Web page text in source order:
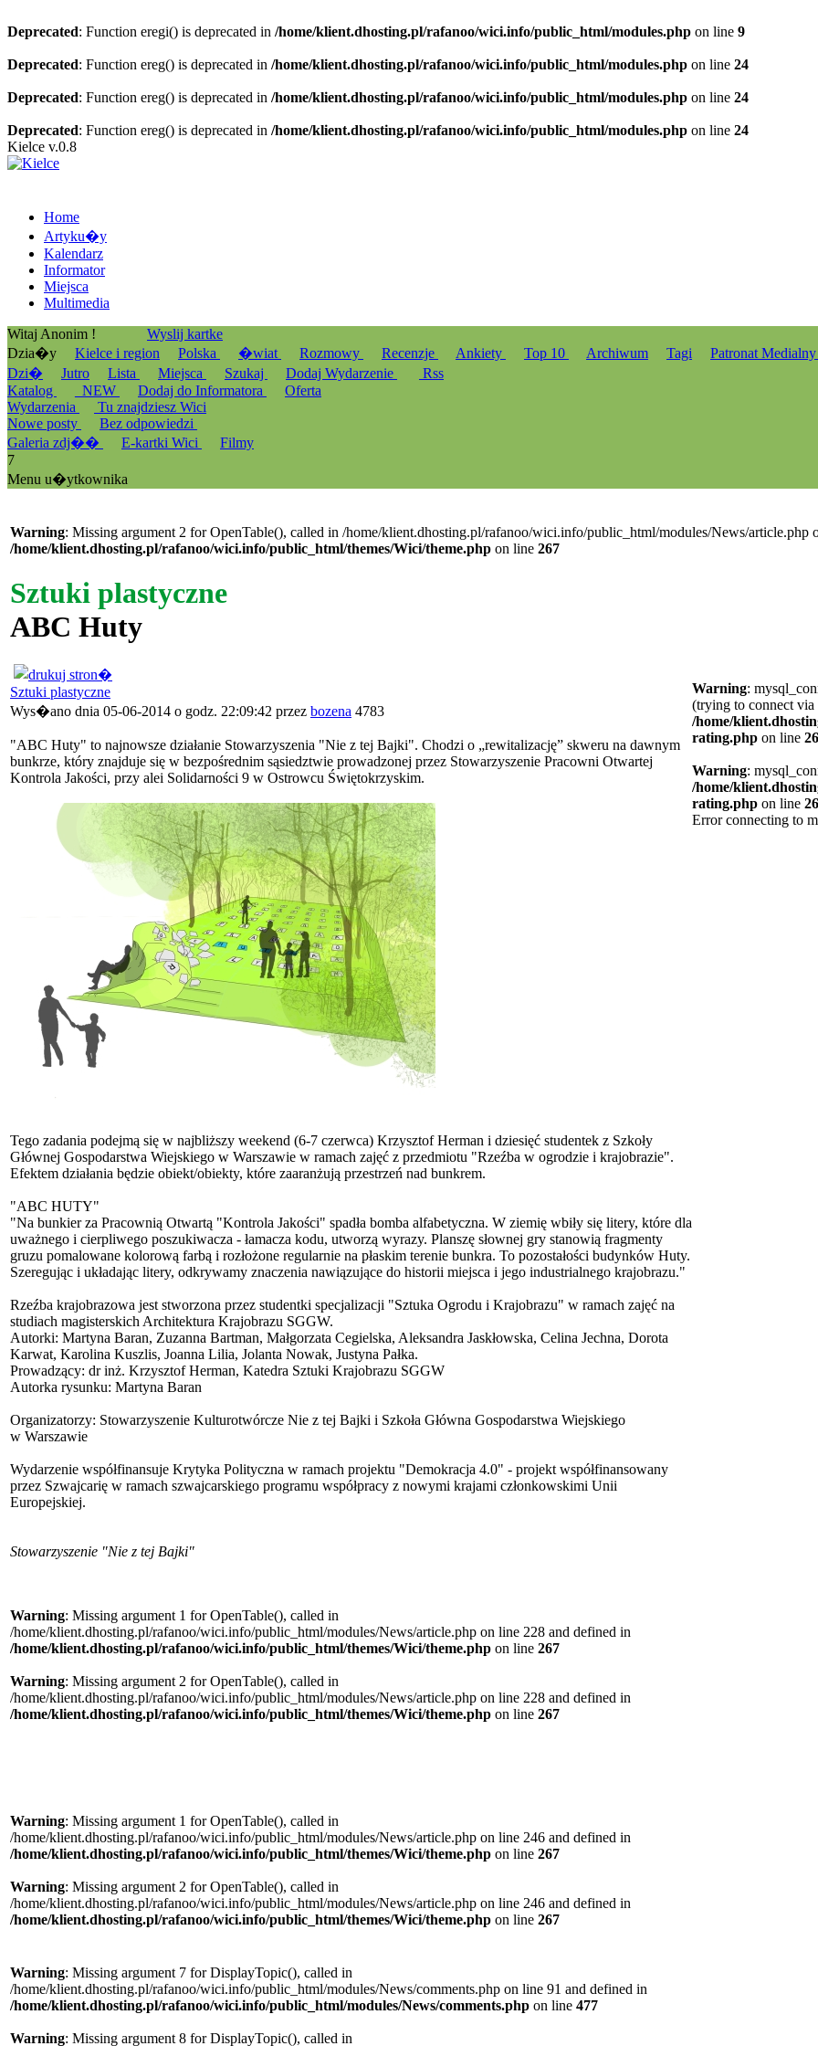
Deprecated: Function eregi() is deprecated in /home/klient.dhosting.pl/rafanoo/wici.info/public_html/modules.php on line 9
Deprecated: Function ereg() is deprecated in /home/klient.dhosting.pl/rafanoo/wici.info/public_html/modules.php on line 24
Deprecated: Function ereg() is deprecated in /home/klient.dhosting.pl/rafanoo/wici.info/public_html/modules.php on line 24
Deprecated: Function ereg() is deprecated in /home/klient.dhosting.pl/rafanoo/wici.info/public_html/modules.php on line 24
Kielce v.0.8
Home
Artyku�y
Kalendarz
Informator
Miejsca
Multimedia
Witaj Anonim !
Wyslij kartke
Dzia�y
Kielce i region Polska �wiat Rozmowy Recenzje Ankiety Top 10 Archiwum Tagi
Patronat
Dzi�
Jutro Lista Miejsca Szukaj Dodaj Wydarzenie
Rss
Katalog
_NEW Dodaj do Informatora
Oferta
Wydarzenia
Tu znajdziesz Wici
Nowe posty
Bez odpowiedzi
Galeria zdj��
E-kartki Wici
Filmy
7
Menu u�ytkownika
Warning: Missing argument 2 for OpenTable(), called in /home/klient.dhosting.pl/rafanoo/wici.info/public_html/modules/News/article.php
/home/klient.dhosting.pl/rafanoo/wici.info/public_html/themes/Wici/theme.php on line 267
Sztuki plastyczne
ABC Huty
Sztuki plastyczne
Wys�ano dnia 05-06-2014 o godz. 22:09:42 przez bozena 4783
"ABC Huty" to najnowsze działanie Stowarzyszenia "Nie z tej Bajki". Chodzi o „rewitalizację” skweru na dawnym
bunkrze, który znajduje się w bezpośrednim sąsiedztwie prowadzonej przez Stowarzyszenie Pracowni Otwartej
Kontrola Jakości, przy alei Solidarności 9 w Ostrowcu Świętokrzyskim.
Tego zadania podejmą się w najbliższy weekend (6-7 czerwca) Krzysztof Herman i dziesięć studentek z Szkoły
Głównej Gospodarstwa Wiejskiego w Warszawie w ramach zajęć z przedmiotu "Rzeźba w ogrodzie i krajobrazie".
Efektem działania będzie obiekt/obiekty, które zaaranżują przestrzeń nad bunkrem.
"ABC HUTY"
"Na bunkier za Pracownią Otwartą "Kontrola Jakości" spadła bomba alfabetyczna. W ziemię wbiły się litery, które dla
uważnego i cierpliwego poszukiwacza - łamacza kodu, utworzą wyrazy. Planszę słownej gry stanowią fragmenty
gruzu pomalowane kolorową farbą i rozłożone regularnie na płaskim terenie bunkra. To pozostałości budynków Huty.
Szeregując i układając litery, odkrywamy znaczenia nawiązujące do historii miejsca i jego industrialnego krajobrazu."
Rzeźba krajobrazowa jest stworzona przez studentki specjalizacji "Sztuka Ogrodu i Krajobrazu" w ramach zajęć na
studiach magisterskich Architektura Krajobrazu SGGW.
Autorki: Martyna Baran, Zuzanna Bartman, Małgorzata Cegielska, Aleksandra Jaskłowska, Celina Jechna, Dorota
Karwat, Karolina Kuszlis, Joanna Lilia, Jolanta Nowak, Justyna Pałka.
Prowadzący: dr inż. Krzysztof Herman, Katedra Sztuki Krajobrazu SGGW
Autorka rysunku: Martyna Baran
Organizatorzy: Stowarzyszenie Kulturotwórcze Nie z tej Bajki i Szkoła Główna Gospodarstwa Wiejskiego
w Warszawie
Wydarzenie współfinansuje Krytyka Polityczna w ramach projektu "Demokracja 4.0" - projekt współfinansowany
przez Szwajcarię w ramach szwajcarskiego programu współpracy z nowymi krajami członkowskimi Unii
Europejskiej.
Stowarzyszenie "Nie z tej Bajki"
Warning: Missing argument 1 for OpenTable(), called in
/home/klient.dhosting.pl/rafanoo/wici.info/public_html/modules/News/article.php on line 228 and defined in
/home/klient.dhosting.pl/rafanoo/wici.info/public_html/themes/Wici/theme.php on line 267
Warning: Missing argument 2 for OpenTable(), called in
/home/klient.dhosting.pl/rafanoo/wici.info/public_html/modules/News/article.php on line 228 and defined in
/home/klient.dhosting.pl/rafanoo/wici.info/public_html/themes/Wici/theme.php on line 267
Warning: Missing argument 1 for OpenTable(), called in
/home/klient.dhosting.pl/rafanoo/wici.info/public_html/modules/News/article.php on line 246 and defined in
/home/klient.dhosting.pl/rafanoo/wici.info/public_html/themes/Wici/theme.php on line 267
Warning: Missing argument 2 for OpenTable(), called in
/home/klient.dhosting.pl/rafanoo/wici.info/public_html/modules/News/article.php on line 246 and defined in
/home/klient.dhosting.pl/rafanoo/wici.info/public_html/themes/Wici/theme.php on line 267
Warning: Missing argument 7 for DisplayTopic(), called in
/home/klient.dhosting.pl/rafanoo/wici.info/public_html/modules/News/comments.php on line 91 and defined in
/home/klient.dhosting.pl/rafanoo/wici.info/public_html/modules/News/comments.php on line 477
Warning: Missing argument 8 for DisplayTopic(), called in
Warning:
(trying to connect
/home/
rating.php on line 26
Warning:
/home/
rating.php on line 26
Error connecting to